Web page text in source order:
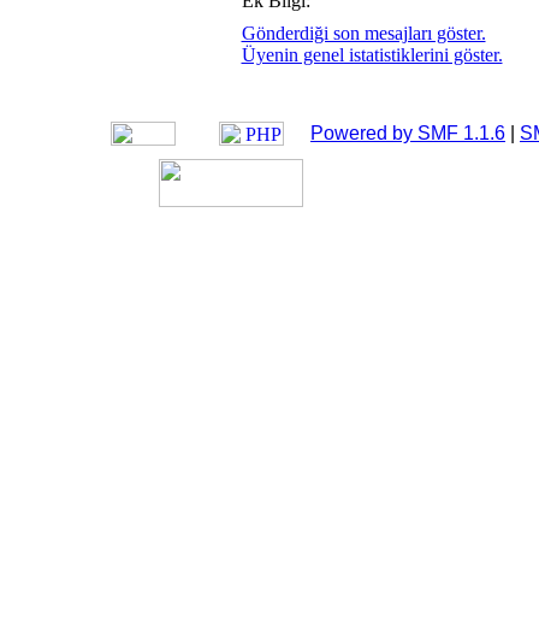
Gönderdiği son mesajları göster.
Üyenin genel istatistiklerini göster.
Powered by SMF 1.1.6